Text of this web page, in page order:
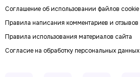
Соглашение об использовании файлов cookie
Правила написания комментариев и отзывов
Правила использования материалов сайта
Согласие на обработку персональных данных